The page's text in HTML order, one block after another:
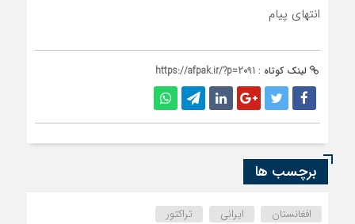
انتهای پیام
لینک کوتاه : https://afpak.ir/?p=2091
برچسب ها
افغانستان ایرانی تراکتور